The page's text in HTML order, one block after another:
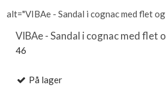
alt="VIBAe - Sandal i cognac med flet
VIBAe - Sandal i cognac med flet
46
På lager